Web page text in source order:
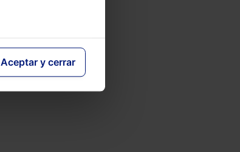
Aceptar y cerrar